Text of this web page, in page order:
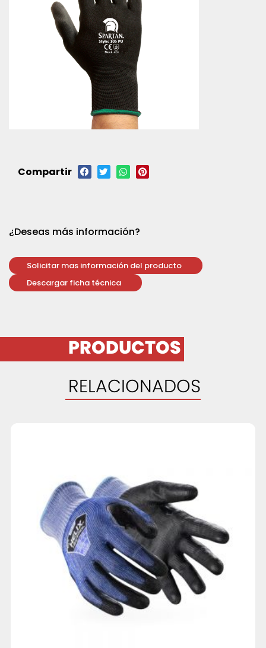
Compartir
¿Deseas más información?
Solicitar mas información del producto
Descargar ficha técnica
PRODUCTOS
RELACIONADOS